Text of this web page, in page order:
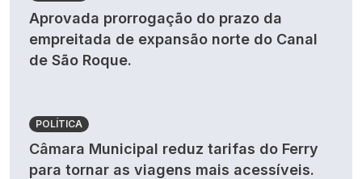
Aprovada prorrogação do prazo da
empreitada de expansão norte do Canal
de São Roque.
POLÍTICA
Câmara Municipal reduz tarifas do Ferry
para tornar as viagens mais acessíveis.